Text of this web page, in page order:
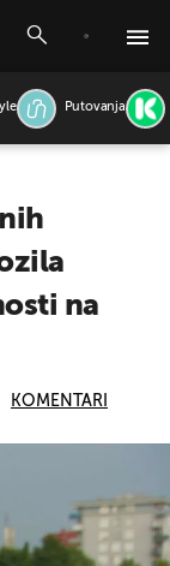
Putovanja
na
KOMENTARI